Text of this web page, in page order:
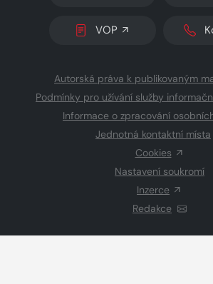
VOP
Autorská práva k publikovaným
Podmínky pro užívání služby
Informace o zpracování
Jednotná kontaktní místa
Cookies
Nastavení soukromí
Inzerce
Redakce